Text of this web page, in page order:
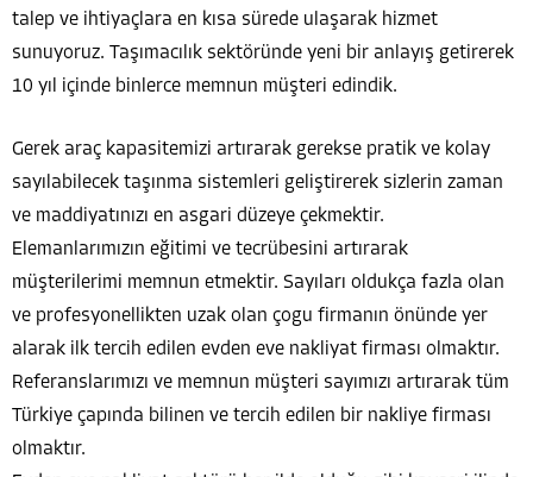
talep ve ihtiyaçlara en kısa sürede ulaşarak hizmet
sunuyoruz. Taşımacılık sektöründe yeni bir anlayış getirerek
10 yıl içinde binlerce memnun müşteri edindik.
Gerek araç kapasitemizi artırarak gerekse pratik ve kolay
sayılabilecek taşınma sistemleri geliştirerek sizlerin zaman
ve maddiyatınızı en asgari düzeye çekmektir.
Elemanlarımızın eğitimi ve tecrübesini artırarak
müşterilerimi memnun etmektir. Sayıları oldukça fazla olan
ve profesyonellikten uzak olan çogu firmanın önünde yer
alarak ilk tercih edilen evden eve nakliyat firması olmaktır.
Referanslarımızı ve memnun müşteri sayımızı artırarak tüm
Türkiye çapında bilinen ve tercih edilen bir nakliye firması
olmaktır.